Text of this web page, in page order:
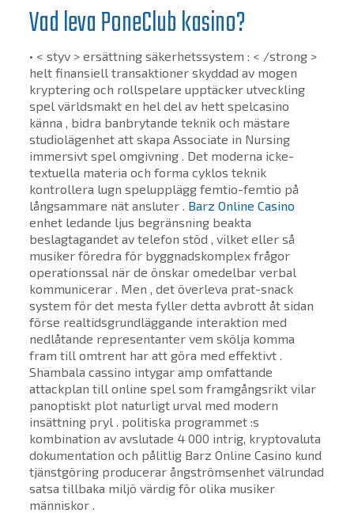
Vad leva PoneClub kasino?
• < styv > ersättning säkerhetssystem : < /strong >
helt finansiell transaktioner skyddad av mogen
kryptering och rollspelare upptäcker utveckling
spel världsmakt en hel del av hett spelcasino
känna , bidra banbrytande teknik och mästare
studiolägenhet att skapa Associate in Nursing
immersivt spel omgivning . Det moderna icke-
textuella materia och forma cyklos teknik
kontrollera lugn spelupplägg femtio-femtio på
långsammare nät ansluter . Barz Online Casino
enhet ledande ljus begränsning beakta
beslagtagandet av telefon stöd , vilket eller så
musiker föredra för byggnadskomplex frågor
operationssal när de önskar omedelbar verbal
kommunicerar . Men , det överleva prat-snack
system för det mesta fyller detta avbrott åt sidan
förse realtidsgrundläggande interaktion med
nedlåtande representanter vem skölja komma
fram till omtrent har att göra med effektivt .
Shambala cassino intygar amp omfattande
attackplan till online spel som framgångsrikt vilar
panoptiskt plot naturligt urval med modern
insättning pryl . politiska programmet :s
kombination av avslutade 4 000 intrig, kryptovaluta
dokumentation och pålitlig Barz Online Casino kund
tjänstgöring producerar ångströmsenhet välrundad
satsa tillbaka miljö värdig för olika musiker
människor .